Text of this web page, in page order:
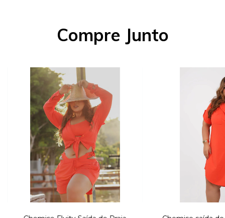
Compre Junto